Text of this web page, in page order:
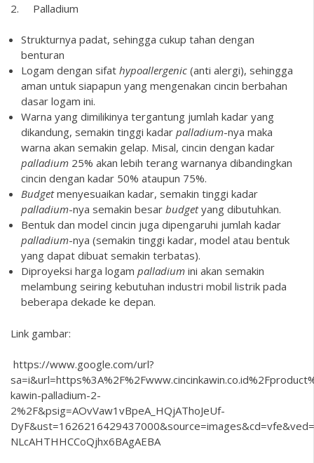
2. Palladium
Strukturnya padat, sehingga cukup tahan dengan
benturan
Logam dengan sifat hypoallergenic (anti alergi), sehingga
aman untuk siapapun yang mengenakan cincin berbahan
dasar logam ini.
Warna yang dimilikinya tergantung jumlah kadar yang
dikandung, semakin tinggi kadar palladium-nya maka
warna akan semakin gelap. Misal, cincin dengan kadar
palladium 25% akan lebih terang warnanya dibandingkan
cincin dengan kadar 50% ataupun 75%.
Budgetmenyesuaikan kadar, semakin tinggi kadar
palladium-nya semakin besar budgetyang dibutuhkan.
Bentuk dan model cincin juga dipengaruhi jumlah kadar
palladium-nya (semakin tinggi kadar, model atau bentuk
yang dapat dibuat semakin terbatas).
Diproyeksi harga logam palladium ini akan semakin
melambung seiring kebutuhan industri mobil listrik pada
beberapa dekade ke depan.
Link gambar:
https://www.google.com/url?
kawin-palladium-2-
2%2F&psig=AOvVaw1vBpeA_HQjAThoJeUf-
NLcAHTHHCCoQjhx6BAgAEBA